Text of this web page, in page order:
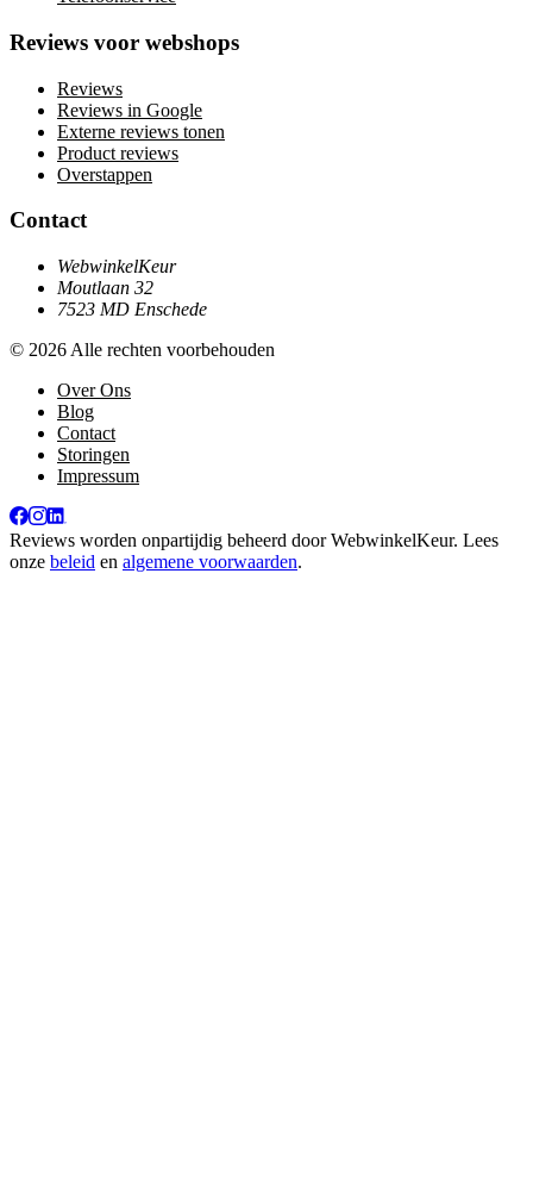
Reviews voor webshops
Reviews
Reviews in Google
Externe reviews tonen
Product reviews
Overstappen
Contact
WebwinkelKeur
Moutlaan 32
7523 MD Enschede
© 2026 Alle rechten voorbehouden
Over Ons
Blog
Contact
Storingen
Impressum
Reviews worden onpartijdig beheerd doorWebwinkelKeur. Lees
onze beleid en algemene voorwaarden.